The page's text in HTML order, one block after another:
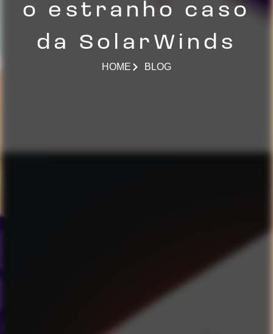
o estranho caso
da SolarWinds
HOME BLOG